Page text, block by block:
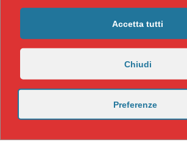
Accetta tutti
Chiudi
Preferenze